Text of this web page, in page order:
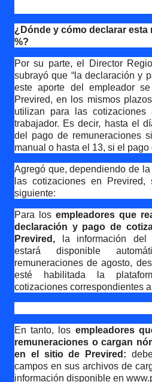
¿Dónde y cómo declarar
%?
Por su parte, el Director
subrayó que “la declaración y
este aporte del empleador
Previred, en los mismos
utilizan para las cotizaciones
trabajador. Es decir, hasta el
del pago de remuneraciones
manual o hasta el 13, si el pago
Agregó que, dependiendo de
las cotizaciones en
siguiente:
Para losempleadores que
declaración y pago de
Previred, la información del
estará disponible
remuneraciones de agosto,
esté habilitada la
cotizaciones correspondientes
En tanto, los empleadores
remuneraciones o cargan
en el sitio de Previred:
campos en sus archivos de
información disponible en